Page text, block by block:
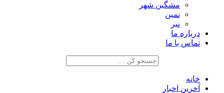
مشگین شهر
نمین
نیر
درباره ما
تماس با ما
خانه
آخرین اخبار